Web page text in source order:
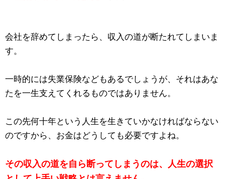
会社を辞めてしまったら、収入の道が断たれてしまいま
す。
一時的には失業保険などもあるでしょうが、それはあな
たを一生支えてくれるものではありません。
この先何十年という人生を生きていかなければならない
のですから、お金はどうしても必要ですよね。
その収入の道を自ら断ってしまうのは、人生の選択